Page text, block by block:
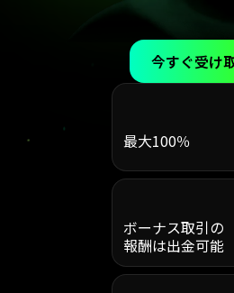
最大100％
ボーナス取引の
報酬は出金可能
今すぐ受け